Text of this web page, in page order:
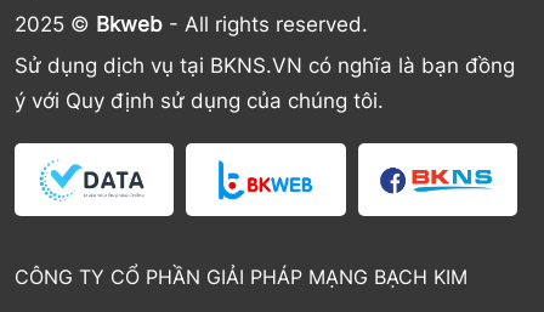
2025 © Bkweb - All rights reserved.
Sử dụng dịch vụ tại BKNS.VN có nghĩa là bạn đồng
ý với Quy định sử dụng của chúng tôi.
CÔNG TY CỔ PHẦN GIẢI PHÁP MẠNG BẠCH KIM